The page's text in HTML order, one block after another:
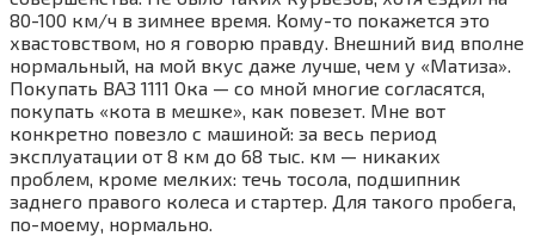
80-100 км/ч в зимнее время. Кому-то покажется это
хвастовством, но я говорю правду. Внешний вид вполне
нормальный, на мой вкус даже лучше, чем у «Матиза».
Покупать ВАЗ 1111 Ока — со мной многие согласятся,
покупать «кота в мешке», как повезет. Мне вот
конкретно повезло с машиной: за весь период
эксплуатации от 8 км до 68 тыс. км — никаких
проблем, кроме мелких: течь тосола, подшипник
заднего правого колеса и стартер. Для такого пробега,
по-моему, нормально.